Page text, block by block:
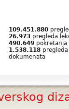
109.451.880
26.973 pregleda
490.649 pokretanja
1.538.118
dokumenata